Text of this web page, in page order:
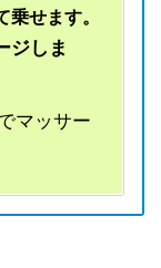
せます。
ジしま
マッサー